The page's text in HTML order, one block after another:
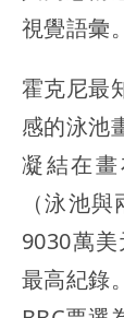
視覺語彙。
霍克尼最
感的泳池
凝結在
（泳池
9030萬
最高紀錄